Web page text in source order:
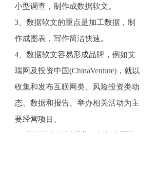
小型调查，制作成数据软文。
3、数据软文的重点是加工数据，制
作成图表，写作简洁快速。
4、数据软文容易形成品牌，例如艾
瑞网及投资中国(ChinaVenture)，就以
收集和发布互联网类、风险投资类动
态、数据和报告、举办相关活动为主
要经营项目。